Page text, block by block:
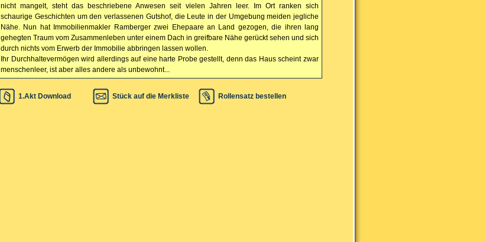
nicht mangelt, steht das beschriebene Anwesen seit vielen Jahren leer. Im Ort ranken sich
schaurige Geschichten um den verlassenen Gutshof, die Leute in der Umgebung meiden jegliche
Nähe. Nun hat Immobilienmakler Ramberger zwei Ehepaare an Land gezogen, die ihren lang
gehegten Traum vom Zusammenleben unter einem Dach in greifbare Nähe gerückt sehen und sich
durch nichts vom Erwerb der Immobilie abbringen lassen wollen.
Ihr Durchhaltevermögen wird allerdings auf eine harte Probe gestellt, denn das Haus scheint zwar
menschenleer, ist aber alles andere als unbewohnt...
1.Akt Download Stück auf die Merkliste Rollensatz bestellen